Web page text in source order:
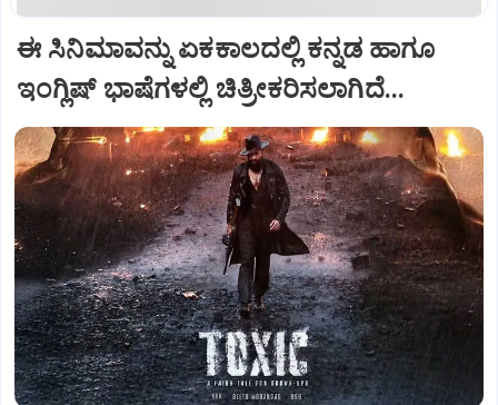
ಈ ಸಿನಿಮಾವನ್ನು ಏಕಕಾಲದಲ್ಲಿ ಕನ್ನಡ ಹಾಗೂ
ಇಂಗ್ಲಿಷ್‌ ಭಾಷೆಗಳಲ್ಲಿ ಚಿತ್ರೀಕರಿಸಲಾಗಿದೆ...